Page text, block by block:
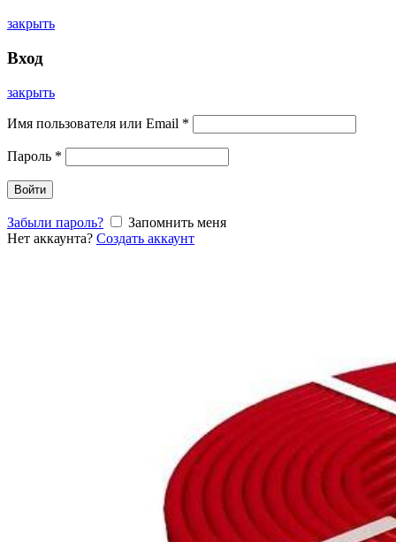
закрыть
Вход
закрыть
Имя пользователя или Email *
Пароль *
Войти
Забыли пароль?
Запомнить меня
Нет аккаунта? Создать аккаунт